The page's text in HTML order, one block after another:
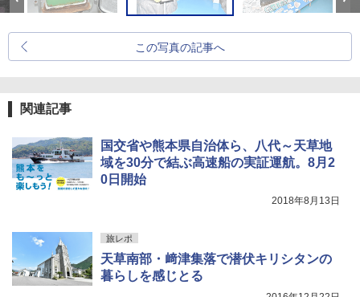
この写真の記事へ
関連記事
国交省や熊本県自治体ら、八代～天草地
域を30分で結ぶ高速船の実証運航。8月2
0日開始
2018年8月13日
旅レポ
天草南部・﨑津集落で潜伏キリシタンの
暮らしを感じとる